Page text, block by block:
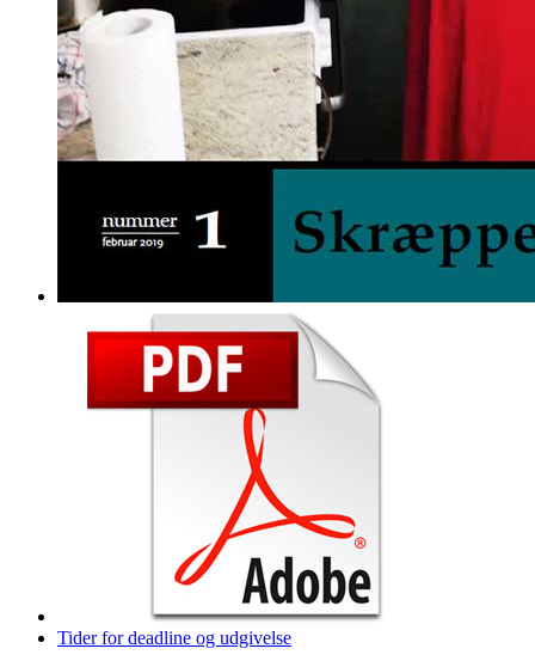
Tider for deadline og udgivelse